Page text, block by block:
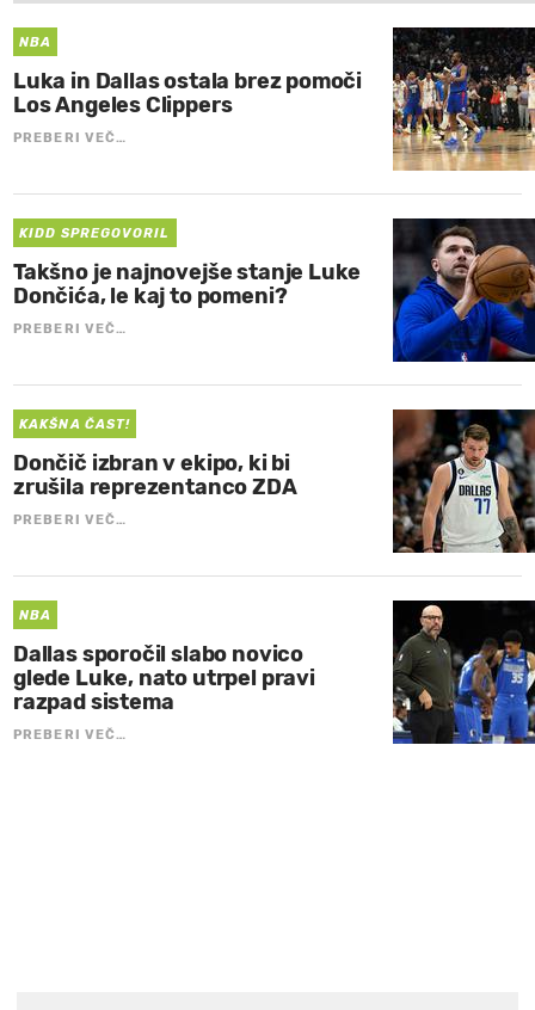
NBA
Luka in Dallas ostala brez pomoči
Los Angeles Clippers
PREBERI VEČ…
KIDD SPREGOVORIL
Takšno je najnovejše stanje Luke
Dončića, le kaj to pomeni?
PREBERI VEČ…
KAKŠNA ČAST!
Dončič izbran v ekipo, ki bi
zrušila reprezentanco ZDA
PREBERI VEČ…
NBA
Dallas sporočil slabo novico
glede Luke, nato utrpel pravi
razpad sistema
PREBERI VEČ…